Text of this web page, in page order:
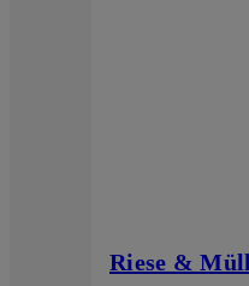
Riese &